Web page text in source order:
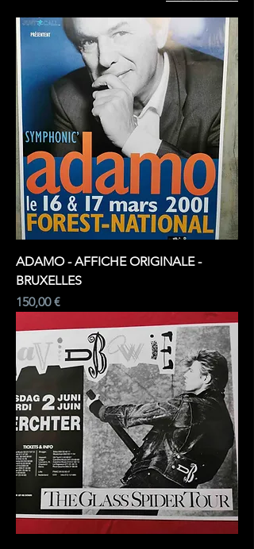
ADAMO - AFFICHE ORIGINALE -
BRUXELLES
Prix
150,00 €